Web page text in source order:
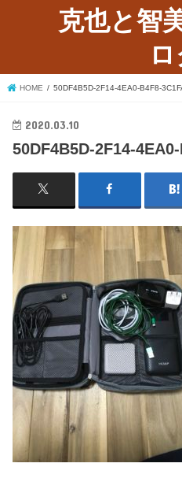
克也と智
HOME 50DF4B5D-2F14-4EA0-B4F8-
2020.03.10
50DF4B5D-2F14-